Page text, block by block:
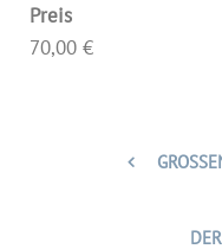
Preis
70,00 €